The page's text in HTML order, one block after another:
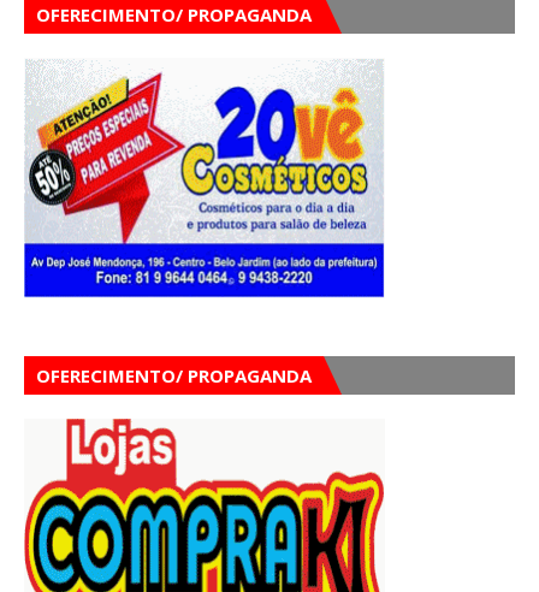
OFERECIMENTO/ PROPAGANDA
OFERECIMENTO/ PROPAGANDA